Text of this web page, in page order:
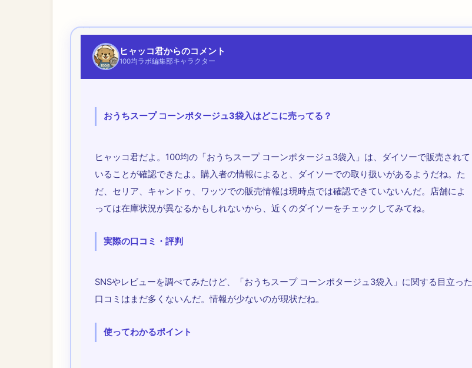
ヒャッコ君からのコメント
100均ラボ編集部キャラクター
おうちスープ コーンポタージュ3袋入はどこに売ってる？
ヒャッコ君だよ。100均の「おうちスープ コーンポタージュ3袋入」は、ダイソーで販売されて
いることが確認できたよ。購入者の情報によると、ダイソーでの取り扱いがあるようだね。た
だ、セリア、キャンドゥ、ワッツでの販売情報は現時点では確認できていないんだ。店舗によ
っては在庫状況が異なるかもしれないから、近くのダイソーをチェックしてみてね。
実際の口コミ・評判
SNSやレビューを調べてみたけど、「おうちスープ コーンポタージュ3袋入」に関する目立った
口コミはまだ多くないんだ。情報が少ないのが現状だね。
使ってわかるポイント